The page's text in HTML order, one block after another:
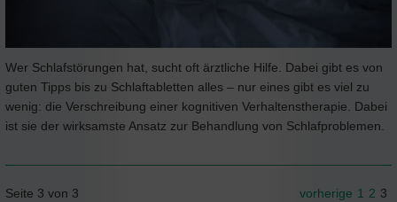
Wer Schlafstörungen hat, sucht oft ärztliche Hilfe. Dabei gibt es von
guten Tipps bis zu Schlaftabletten alles – nur eines gibt es viel zu
wenig: die Verschreibung einer kognitiven Verhaltenstherapie. Dabei
ist sie der wirksamste Ansatz zur Behandlung von Schlafproblemen.
Seite 3 von 3 vorherige 1 2 3